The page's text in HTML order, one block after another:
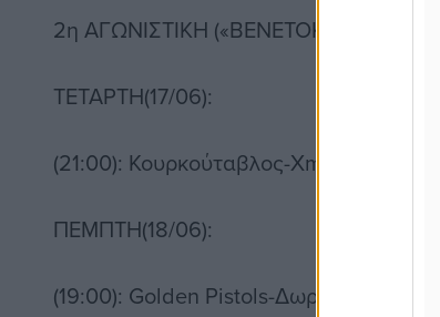
2η ΑΓΩΝΙΣΤΙΚΗ («ΒΕΝΕΤΟΚΛΕΙΟ»)
ΤΕΤΑΡΤΗ(17/06):
(21:00): Κουρκούταβλος-Xmen
ΠΕΜΠΤΗ(18/06):
(19:00): Golden Pistols-Δωριείτες